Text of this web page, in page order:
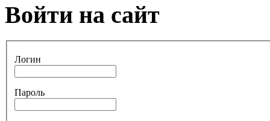
Войти на сайт
Логин
Пароль